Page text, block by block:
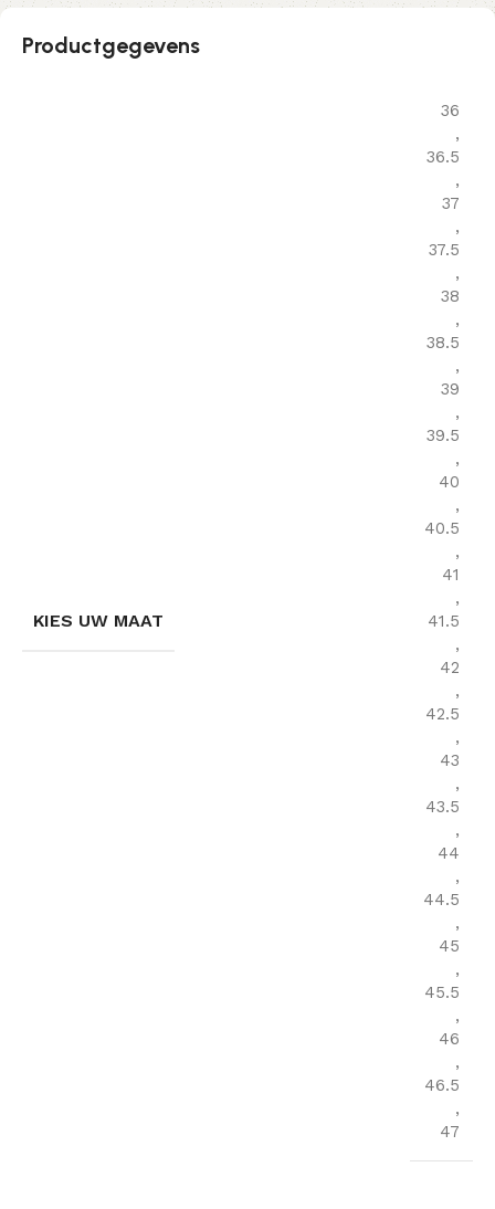
Productgegevens
KIES UW MAAT
36
,
36.5
,
37
,
37.5
,
38
,
38.5
,
39
,
39.5
,
40
,
40.5
,
41
,
41.5
,
42
,
42.5
,
43
,
43.5
,
44
,
44.5
,
45
,
45.5
,
46
,
46.5
,
47